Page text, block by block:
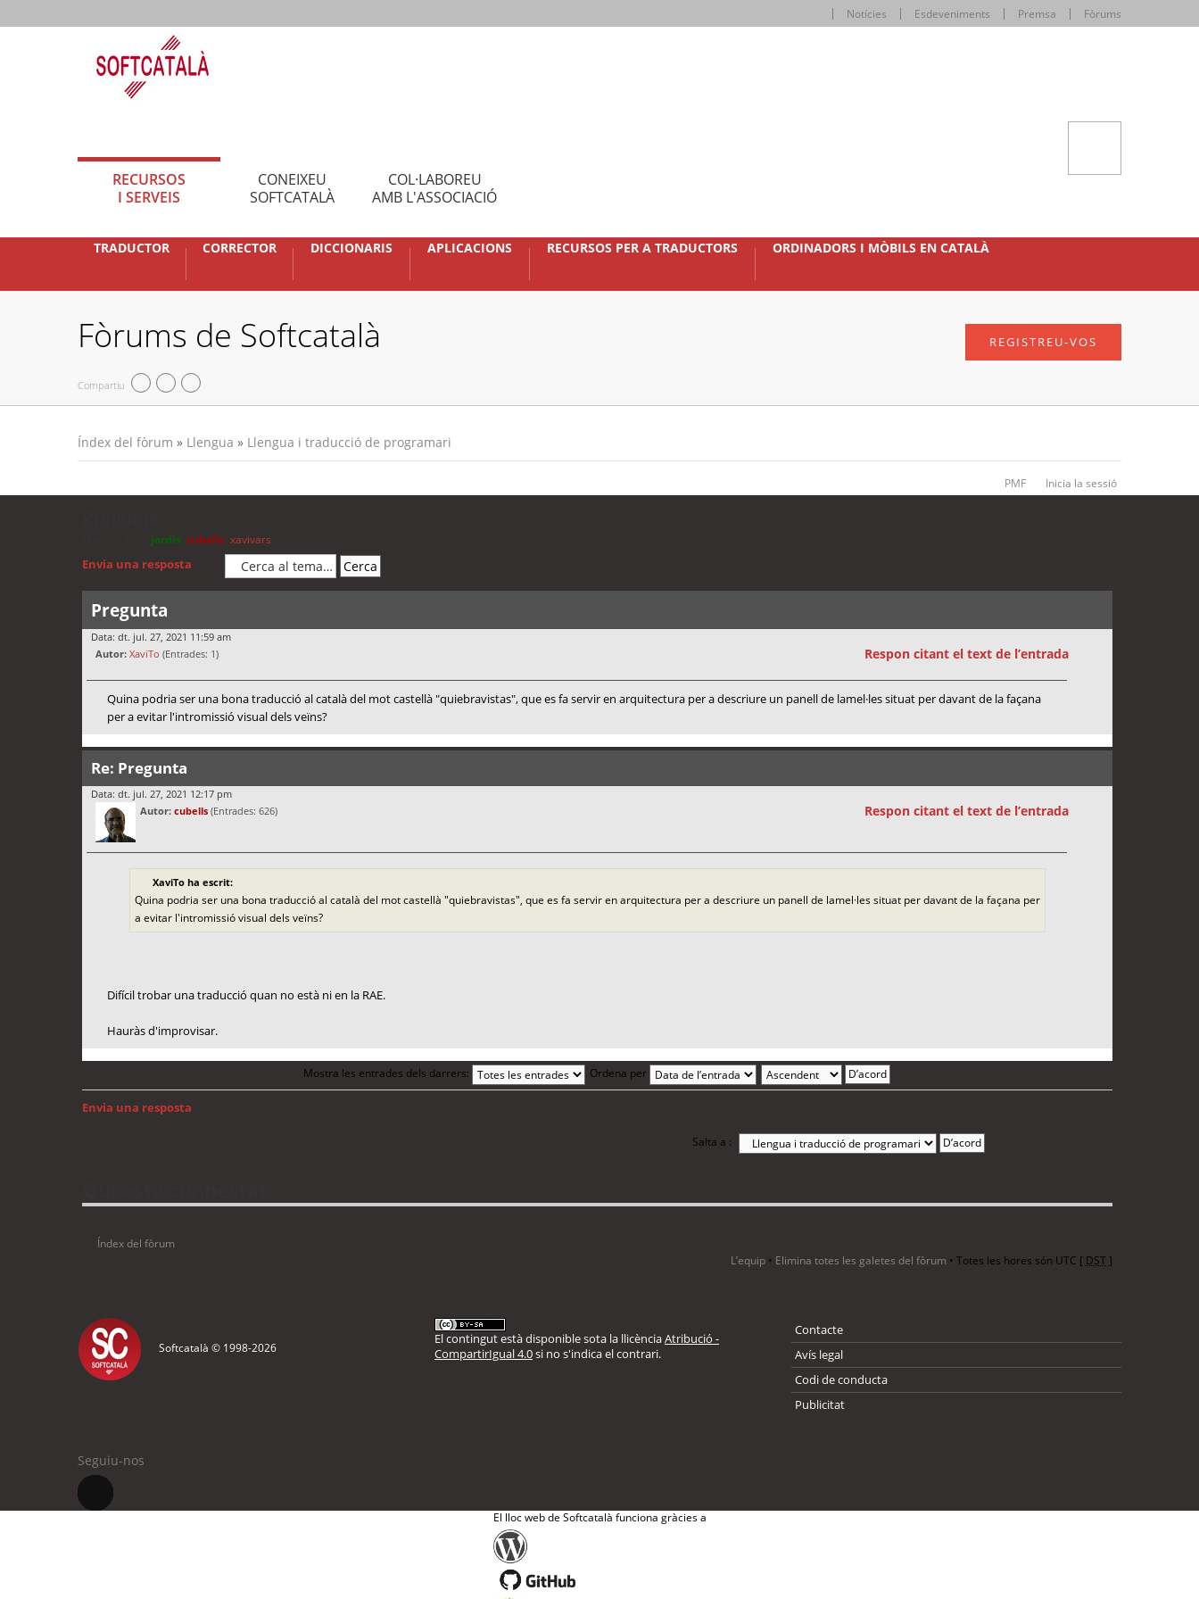
Notícies Esdeveniments Premsa Fòrums
RECURSOS
I SERVEIS
CONEIXEU
SOFTCATALÀ
COL·LABOREU
AMB L'ASSOCIACIÓ
TRADUCTOR CORRECTOR DICCIONARIS APLICACIONS RECURSOS PER A TRADUCTORS ORDINADORS I MÒBILS EN CATALÀ
Fòrums de Softcatalà
Compartiu
REGISTREU-VOS
Índex del fòrum » Llengua » Llengua i traducció de programari
PMF Inicia la sessió
jordis cubells xavivars
Envia una resposta
Pregunta
Data: dt. jul. 27, 2021 11:59 am
Autor: XaviTo (Entrades: 1) Respon citant el text de l’entrada
Quina podria ser una bona traducció al català del mot castellà "quiebravistas", que es fa servir en arquitectura per a descriure un panell de lamel·les situat per davant de la façana
per a evitar l'intromissió visual dels veïns?
Re: Pregunta
Data: dt. jul. 27, 2021 12:17 pm
Autor: cubells (Entrades: 626) Respon citant el text de l’entrada
XaviTo ha escrit:
Quina podria ser una bona traducció al català del mot castellà "quiebravistas", que es fa servir en arquitectura per a descriure un panell de lamel·les situat per davant de la façana per
a evitar l'intromissió visual dels veïns?
Difícil trobar una traducció quan no està ni en la RAE.
Hauràs d'improvisar.
Mostra les entrades dels darrers: Ordena per
Envia una resposta
Salta a :
Índex del fòrum
L’equip • Elimina totes les galetes del fòrum • Totes les hores són UTC [ DST]
Softcatalà © 1998-2026
El contingut està disponible sota la llicènciaAtribució -
CompartirIgual 4.0si no s'indica el contrari.
Contacte
Avís legal
Codi de conducta
Publicitat
Seguiu-nos
El lloc web de Softcatalà funciona gràcies a